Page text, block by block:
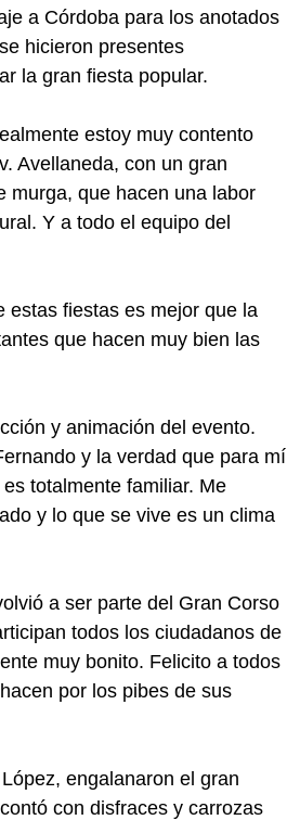
a Córdoba para los anotados
hicieron presentes
la gran fiesta popular.
estoy muy contento
Avellaneda, con un gran
murga, que hacen una labor
Y a todo el equipo del
estas fiestas es mejor que la
que hacen muy bien las
y animación del evento.
y la verdad que para mí
totalmente familiar. Me
y lo que se vive es un clima
a ser parte del Gran Corso
todos los ciudadanos de
muy bonito. Felicito a todos
por los pibes de sus
engalanaron el gran
con disfraces y carrozas